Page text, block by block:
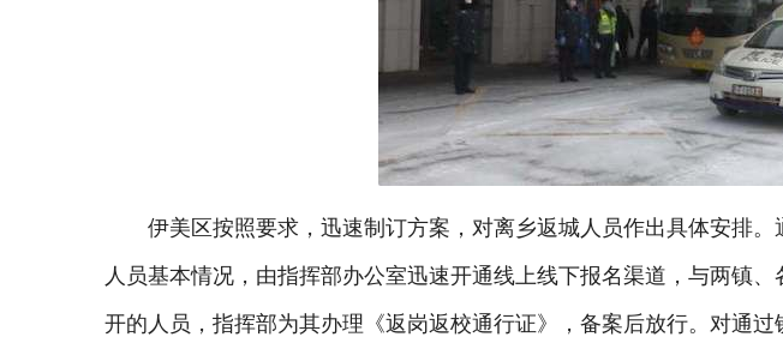
伊美区按照要求，迅速制订方案，对离乡返城人员作出具体安排
人员基本情况，由指挥部办公室迅速开通线上线下报名渠道，与两镇
开的人员，指挥部为其办理《返岗返校通行证》，备案后放行。对通